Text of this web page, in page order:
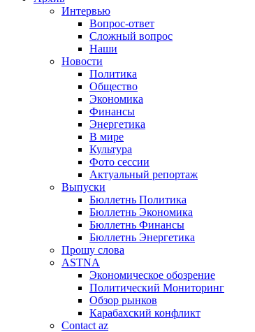
Интервью
Вопрос-ответ
Сложный вопрос
Наши
Новости
Политика
Общество
Экономика
Финансы
Энергетика
В мире
Культура
Фото сессии
Актуальный репортаж
Выпуски
Бюллетнь Политика
Бюллетнь Экономика
Бюллетнь Финансы
Бюллетнь Энергетика
Прошу слова
ASTNA
Экономическое обозрение
Политический Мониторинг
Обзор рынков
Карабахский конфликт
Contact az